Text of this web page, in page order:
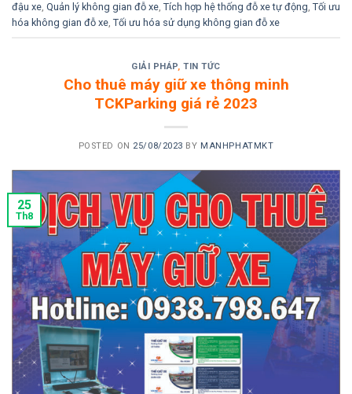
đậu xe, Quản lý không gian đỗ xe, Tích hợp hệ thống đỗ xe tự động, Tối ưu
hóa không gian đỗ xe, Tối ưu hóa sử dụng không gian đỗ xe
GIẢI PHÁP,TIN TỨC
Cho thuê máy giữ xe thông minh
TCKParking giá rẻ 2023
POSTED ON 25/08/2023 BY MANHPHATMKT
25
Th8